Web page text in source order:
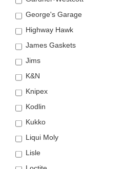
George's Garage
Highway Hawk
James Gaskets
Jims
K&N
Knipex
Kodlin
Kukko
Liqui Moly
Lisle